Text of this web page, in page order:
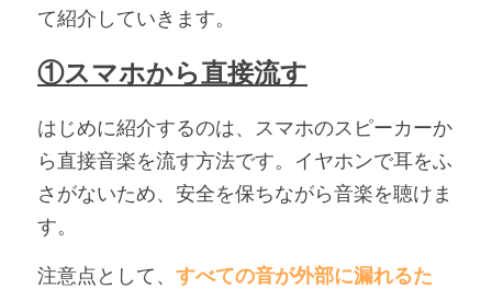
て紹介していきます。
①スマホから直接流す
はじめに紹介するのは、スマホのスピーカーか
ら直接音楽を流す方法です。イヤホンで耳をふ
さがないため、安全を保ちながら音楽を聴けま
す。
注意点として、 すべての音が外部に漏れるた